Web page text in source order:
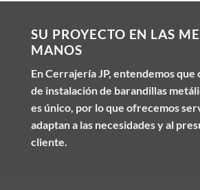
SU PROYECTO EN LAS
MANOS
En Cerrajería JP, entendemos
de instalación de barandillas
es único, por lo que ofrecemos
adaptan a las necesidades y al
cliente.